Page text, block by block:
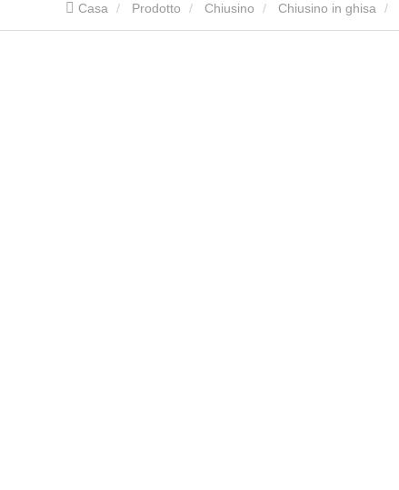
Casa Prodotto Chiusino Chiusino in ghisa